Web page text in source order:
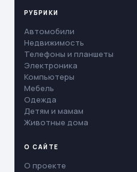
РУБРИКИ
Автомобили
Недвижимость
Телефоны и планшеты
Электроника
Компьютеры
Мебель
Одежда
Детям и мамам
Животные дома
О САЙТЕ
О проекте